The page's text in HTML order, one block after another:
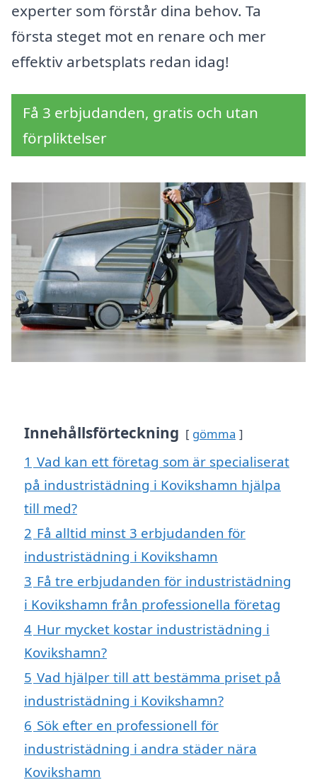
experter som förstår dina behov. Ta
första steget mot en renare och mer
effektiv arbetsplats redan idag!
Få 3 erbjudanden, gratis och utan
förpliktelser
Innehållsförteckning gömma
1 Vad kan ett företag som är specialiserat
på industristädning i Kovikshamn hjälpa
till med?
2 Få alltid minst 3 erbjudanden för
industristädning i Kovikshamn
3 Få tre erbjudanden för industristädning
i Kovikshamn från professionella företag
4 Hur mycket kostar industristädning i
Kovikshamn?
5 Vad hjälper till att bestämma priset på
industristädning i Kovikshamn?
6 Sök efter en professionell för
industristädning i andra städer nära
Kovikshamn